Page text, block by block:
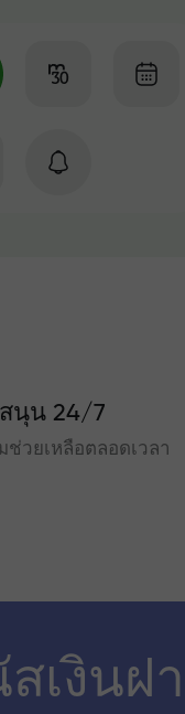
นุน 24/7
วยเหลือตลอดเวลา
สเงินฝ